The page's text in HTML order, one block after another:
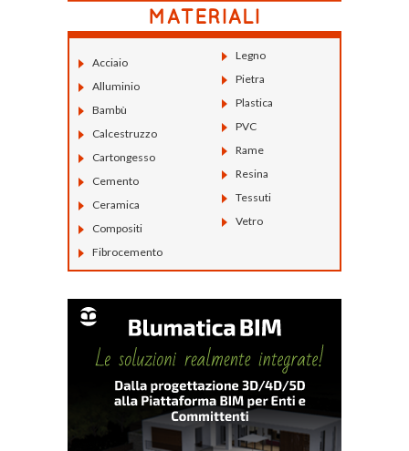
Acciaio
Alluminio
Bambù
Calcestruzzo
Cartongesso
Cemento
Ceramica
Compositi
Fibrocemento
Legno
Pietra
Plastica
PVC
Rame
Resina
Tessuti
Vetro